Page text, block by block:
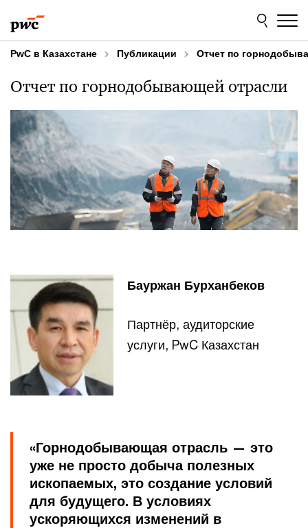
to
content
to
footer
PwC в Казахстане Публикации Отчет по
Отчет по горнодобывающей отрасли
Бауржан Бурханбеков
Партнёр, аудиторские
услуги, PwC Казахстан
«Горнодобывающая отрасль — это
уже не просто добыча полезных
ископаемых, это создание условий
для будущего. В условиях
ускоряющихся изменений в